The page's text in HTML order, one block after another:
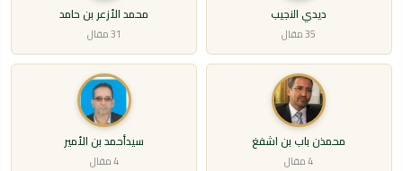
ديدي النجيب
35 مقال
محمد الأزعر بن حامد
31 مقال
محمذن باب بن اشفغ
4 مقال
سيدأحمد بن الأمير
4 مقال